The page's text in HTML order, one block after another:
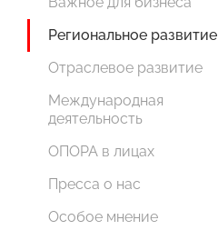
Региональное развитие
Отраслевое развитие
Международная
деятельность
ОПОРА в лицах
Пресса о нас
Особое мнение